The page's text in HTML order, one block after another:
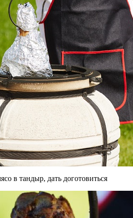
в тандыр, дать доготовиться